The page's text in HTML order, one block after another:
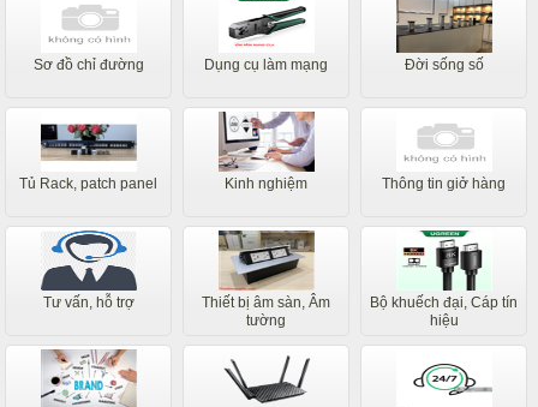
Sơ đồ chỉ đường Dụng cụ làm mạng Đời sống số
Tủ Rack, patch panel Kinh nghiệm Thông tin giở hàng
Tư vấn, hỗ trợ
Thiết bị âm sàn, Âm
tường
Bộ khuếch đại, Cáp tín
hiệu